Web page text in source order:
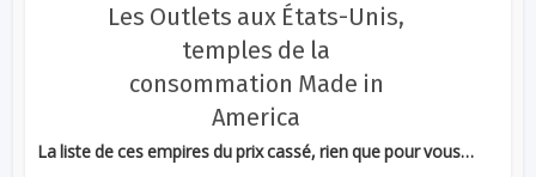
Les Outlets aux États-Unis,
temples de la
consommation Made in
America
La liste de ces empires du prix cassé, rien que pour vous…